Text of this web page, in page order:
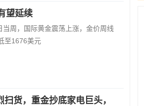
望延续
周，国际黄金震荡上涨，金价周线
至1676美元
货，重金抄底家电巨头，